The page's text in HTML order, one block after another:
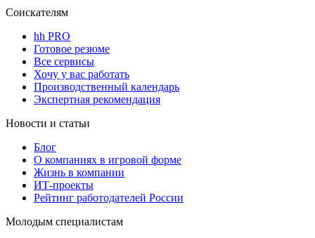
Соискателям
hh PRO
Готовое резюме
Все сервисы
Хочу у вас работать
Производственный календарь
Экспертная рекомендация
Новости и статьи
Блог
О компаниях в игровой форме
Жизнь в компании
ИТ-проекты
Рейтинг работодателей России
Молодым специалистам